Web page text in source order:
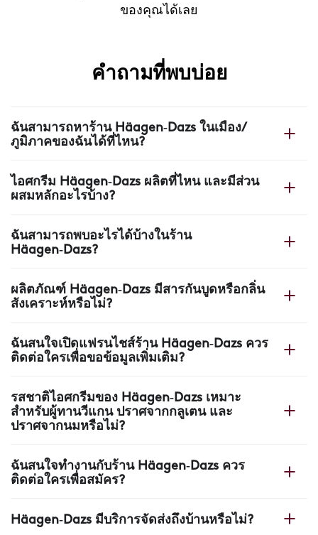
ของคุณได้เลย
คำถามที่พบบ่อย
ฉันสามารถหาร้าน Häagen‑Dazs ในเมือง/
ภูมิภาคของฉันได้ที่ไหน?
Häagen‑Dazs ของเราโดยใช้ตัวค้นหาร้าน เพิ่มลิงก์ตัวระบุ
ตำแหน่ง
ไอศกรีม Häagen‑Dazs ผลิตที่ไหน และมีส่วน
ผสมหลักอะไรบ้าง?
ฝรั่งเศส ที่โรงงานใกล้เมือง Arras ซึ่งไอศกรีมทุกสกู๊ปเริ่มต้น
ด้วย 4 ส่วนผสมหลัก: ครีม นม น้ำตาล และไข่
ฉันสามารถพบอะไรได้บ้างในร้าน
Häagen‑Dazs?
และวาฟเฟิลร้อน ขนมอบ เครื่องดื่มกาแฟ เครื่องดื่มเพิ่มความ
สดชื่น ไอศกรีมแท่ง และรสชาติไอศกรีมหลากหลายที่ทำจาก
ผลิตภัณฑ์ Häagen‑Dazs มีสารกันบูดหรือกลิ่น
สังเคราะห์หรือไม่?
ปาล์ม สารกันบูด หรือกลิ่นสังเคราะห์
ฉันสนใจเปิดแฟรนไชส์ร้าน Häagen‑Dazs ควร
ติดต่อใครเพื่อขอข้อมูลเพิ่มเติม?
เราผ่านเว็บไซต์ Häagen‑Dazs แล้วเราจะติดต่อกลับ
รสชาติไอศกรีมของ Häagen‑Dazs เหมาะ
สำหรับผู้ทานวีแกน ปราศจากกลูเตน และ
ปราศจากนมหรือไม่?
เนื่องจากลักษณะธุรกิจ เราไม่สามารถรับประกันได้ว่าจะไม่มี
สารก่อภูมิแพ้ โปรดสอบถามพนักงานหรือดูรายการสารก่อ
ฉันสนใจทำงานกับร้าน Häagen‑Dazs ควร
ติดต่อใครเพื่อสมัคร?
ก็ได้และฝากประวัติส่วนตัวของคุณไว้.
Häagen‑Dazs มีบริการจัดส่งถึงบ้านหรือไม่?